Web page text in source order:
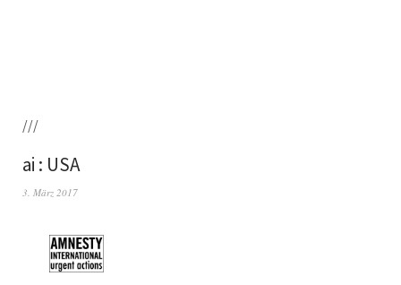
///
ai : USA
3. März 2017